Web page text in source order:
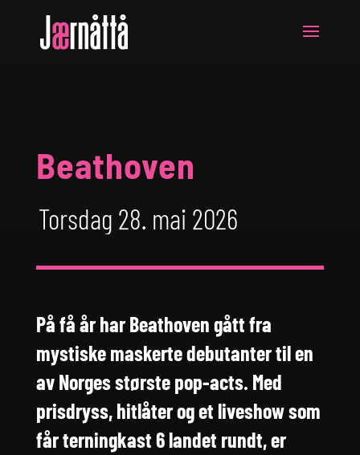
Beathoven
Torsdag 28. mai 2026
På få år har Beathoven gått fra
mystiske maskerte debutanter til en
av Norges største pop-acts. Med
prisdryss, hitlåter og et live­show som
får terningkast 6 landet rundt, er